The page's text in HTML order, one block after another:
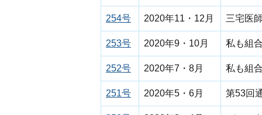
254号 2020年11・12月 三宅医
253号 2020年9・10月 私も組
252号 2020年7・8月 私も組
251号 2020年5・6月 第53回